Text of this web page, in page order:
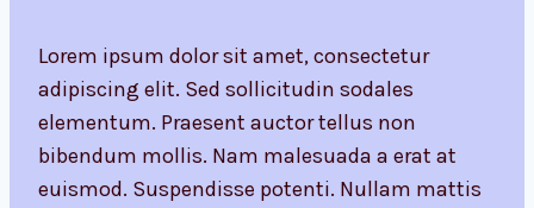
Lorem ipsum dolor sit amet, consectetur
adipiscing elit. Sed sollicitudin sodales
elementum. Praesent auctor tellus non
bibendum mollis. Nam malesuada a erat at
euismod. Suspendisse potenti. Nullam mattis